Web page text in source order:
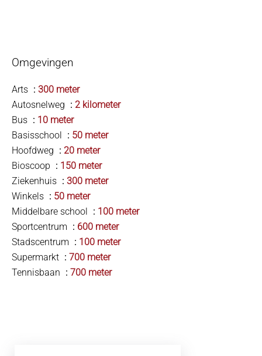
Omgevingen
Arts
300 meter
Autosnelweg
2 kilometer
Bus
10 meter
Basisschool
50 meter
Hoofdweg
20 meter
Bioscoop
150 meter
Ziekenhuis
300 meter
Winkels
50 meter
Middelbare school
100 meter
Sportcentrum
600 meter
Stadscentrum
100 meter
Supermarkt
700 meter
Tennisbaan
700 meter